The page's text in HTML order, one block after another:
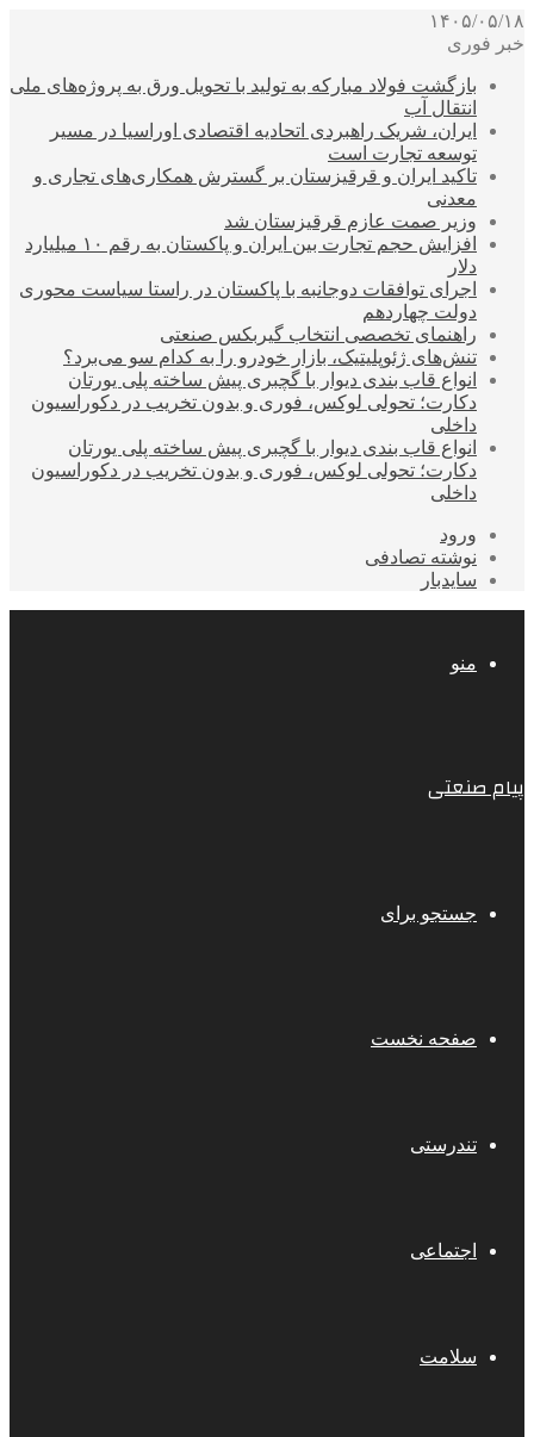
۱۴۰۵/۰۵/۱۸
خبر فوری
بازگشت فولاد مبارکه به تولید با تحویل ورق به پروژه‌های ملی
انتقال آب
ایران، شریک راهبردی اتحادیه اقتصادی اوراسیا در مسیر
توسعه تجارت است
تاکید ایران و قرقیزستان بر گسترش همکاری‌های تجاری و
معدنی
وزیر صمت عازم قرقیزستان شد
افزایش حجم تجارت بین ایران و پاکستان به رقم ۱۰ میلیارد
دلار
اجرای توافقات دوجانبه با پاکستان در راستا سیاست محوری
دولت چهاردهم
راهنمای تخصصی انتخاب گیربکس صنعتی
تنش‌های ژئوپلیتیک، بازار خودرو را به کدام سو می‌برد؟
انواع قاب بندی دیوار با گچبری پیش ساخته پلی یورتان
دکارت؛ تحولی لوکس، فوری و بدون تخریب در دکوراسیون
داخلی
انواع قاب بندی دیوار با گچبری پیش ساخته پلی یورتان
دکارت؛ تحولی لوکس، فوری و بدون تخریب در دکوراسیون
داخلی
ورود
نوشته تصادفی
سایدبار
منو
پیام صنعتی
جستجو برای
صفحه نخست
تندرستی
اجتماعی
سلامت